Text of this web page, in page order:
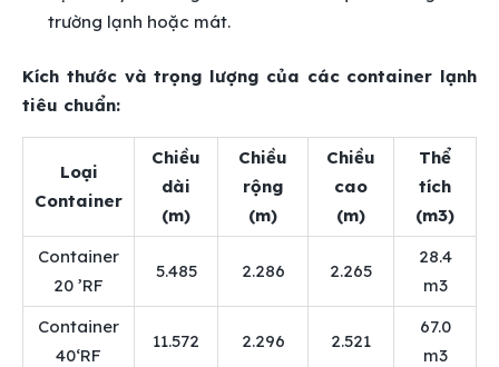
trường lạnh hoặc mát.
Kích thước và trọng lượng của các container lạnh
tiêu chuẩn:
Loại
Container
Chiều
dài
(m)
Chiều
rộng
(m)
Chiều
cao
(m)
Thể
tích
(m3)
Container
20 ’RF
5.485 2.286 2.265
28.4
m3
Container
40‘RF
11.572 2.296 2.521
67.0
m3